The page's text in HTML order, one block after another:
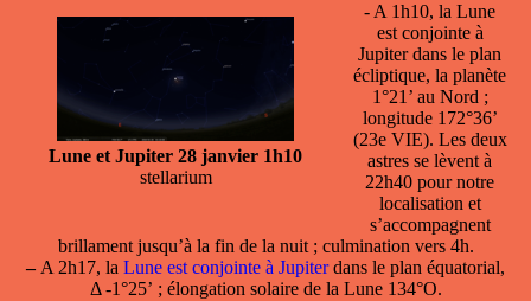
Lune et Jupiter 28 janvier 1h10
stellarium
- A 1h10, la Lune
est conjointe à
Jupiterdans le plan
écliptique, la planète
1°21’ au Nord ;
longitude 172°36’
(23e VIE). Les deux
astres se lèvent à
22h40 pour notre
localisation et
s’accompagnent
brillament jusqu’à la fin de la nuit ; culmination vers 4h.
–A 2h17, la Lune est conjointe à Jupiterdans le plan équatorial,
Δ -1°25’ ; élongation solaire de la Lune 134°O.